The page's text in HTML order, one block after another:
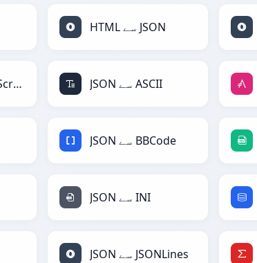
HTML سے JSON
JSON سے ActionScript JSON سے ASCII
JSON سے BBCode
JSON سے INI
JSON سے JSONLines